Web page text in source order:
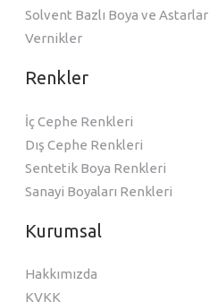
Solvent Bazlı Boya ve Astarlar
Vernikler
Renkler
İç Cephe Renkleri
Dış Cephe Renkleri
Sentetik Boya Renkleri
Sanayi Boyaları Renkleri
Kurumsal
Hakkımızda
KVKK